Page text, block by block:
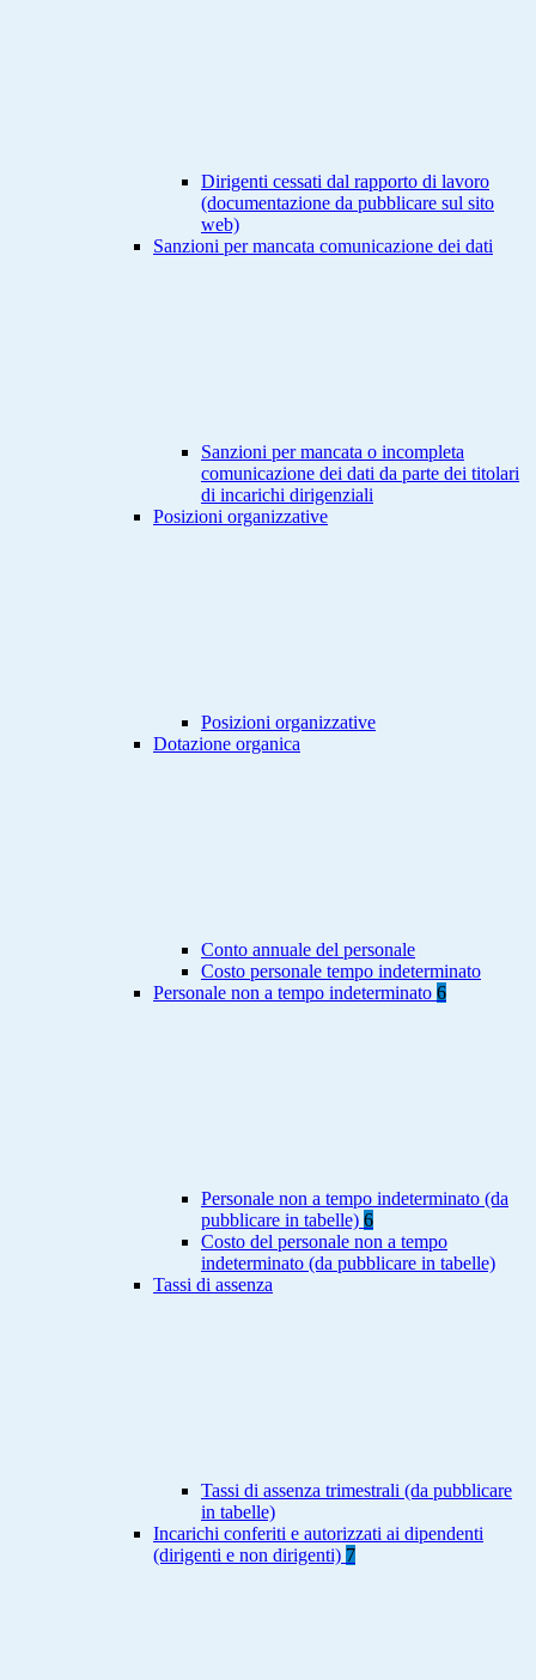
Dirigenti cessati dal rapporto di lavoro
(documentazione da pubblicare sul sito
web)
Sanzioni per mancata comunicazione dei dati
Sanzioni per mancata o incompleta
comunicazione dei dati da parte dei titolari
di incarichi dirigenziali
Posizioni organizzative
Posizioni organizzative
Dotazione organica
Conto annuale del personale
Costo personale tempo indeterminato
Personale non a tempo indeterminato 6
Personale non a tempo indeterminato (da
pubblicare in tabelle) 6
Costo del personale non a tempo
indeterminato (da pubblicare in tabelle)
Tassi di assenza
Tassi di assenza trimestrali (da pubblicare
in tabelle)
Incarichi conferiti e autorizzati ai dipendenti
(dirigenti e non dirigenti) 7